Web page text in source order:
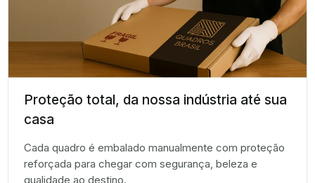
Proteção total, da nossa indústria até sua
casa
Cada quadro é embalado manualmente com proteção
reforçada para chegar com segurança, beleza e
qualidade ao destino.